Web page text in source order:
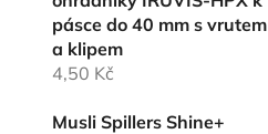
pásce do 40 mm s vrutem
a klipem
4,50 Kč
Musli Spillers Shine+